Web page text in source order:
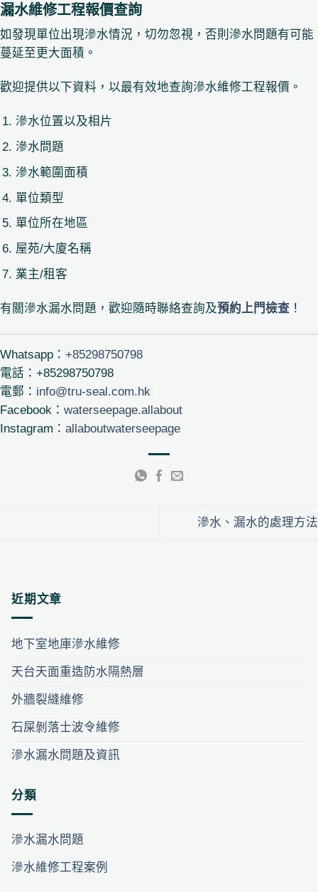
漏水維修工程報價查詢
如發現單位出現滲水情況，切勿忽視，否則滲水問題有可能
蔓延至更大面積。
歡迎提供以下資料，以最有效地查詢滲水維修工程報價。
滲水位置以及相片
滲水問題
滲水範圍面積
單位類型
單位所在地區
屋苑/大廈名稱
業主/租客
有關滲水漏水問題，歡迎隨時聯絡查詢及預約上門檢查 ！
Whatsapp： +85298750798
電話：+85298750798
電郵： info@tru-seal.com.hk
Facebook： waterseepage.allabout
Instagram： allaboutwaterseepage
滲水、漏水的處理方法
近期文章
地下室地庫滲水維修
天台天面重造防水隔熱層
外牆裂縫維修
石屎剝落士波令維修
滲水漏水問題及資訊
分類
滲水漏水問題
滲水維修工程案例